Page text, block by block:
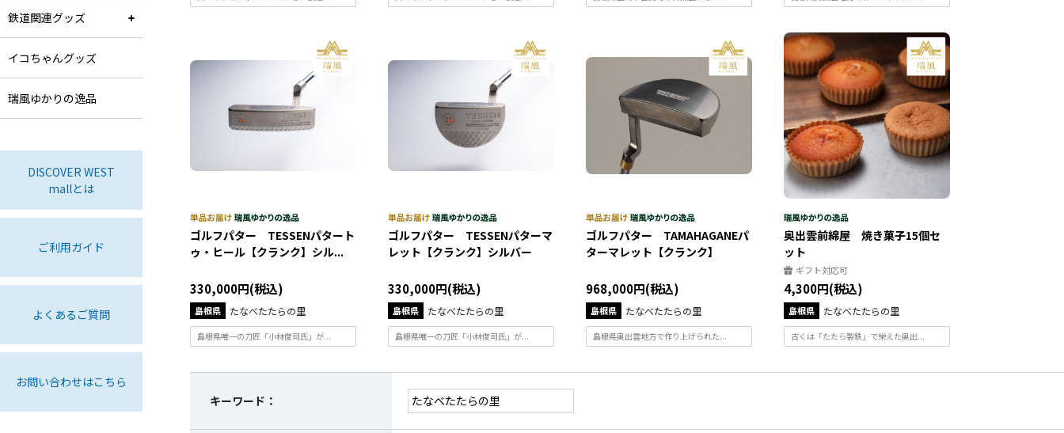
鉄道関連グッズ
イコちゃんグッズ
瑞風ゆかりの逸品
DISCOVER WEST
mallとは
ご利用ガイド
よくあるご質問
お問い合わせはこちら
ゴルフパター TESSENパタート
ゥ・ヒール【クランク】シル...
330,000円(税込)
島根県 たなべたたらの里
島根県唯一の刀匠「小林俊司氏」が...
ゴルフパター TESSENパターマ
レット【クランク】シルバー
330,000円(税込)
島根県 たなべたたらの里
島根県唯一の刀匠「小林俊司氏」が...
ゴルフパター TAMAHAGANEパ
ターマレット【クランク】
968,000円(税込)
島根県 たなべたたらの里
島根県奥出雲地方で作り上げられた...
奥出雲前綿屋 焼き菓子15個セ
ット
ギフト対応可
4,300円(税込)
島根県 たなべたたらの里
古くは「たたら製鉄」で栄えた奥出...
キーワード：